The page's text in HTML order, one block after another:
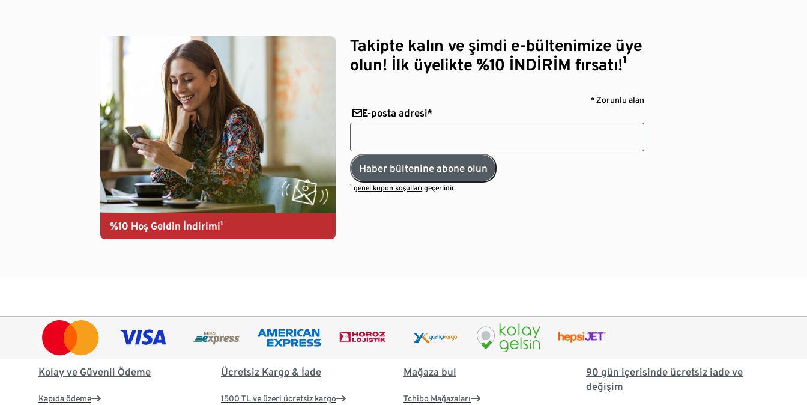
%10 Hoş Geldin İndirimi¹
Takipte kalın ve şimdi e-bültenimize üye
olun! İlk üyelikte %10 İNDİRİM fırsatı!¹
* Zorunlu alan
E-posta adresi*
Haber bültenine abone olun
¹genel kupon koşulları geçerlidir.
Kolay ve Güvenli Ödeme
Kapıda ödeme
Ücretsiz Kargo & İade
1500 TL ve üzeri ücretsiz kargo
Mağaza bul
Tchibo Mağazaları
90 gün içerisinde ücretsiz iade ve
değişim